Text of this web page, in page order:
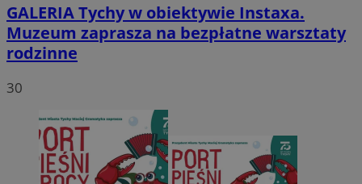
GALERIATychy w obiektywie Instaxa.
Muzeum zaprasza na bezpłatne warsztaty
rodzinne
30